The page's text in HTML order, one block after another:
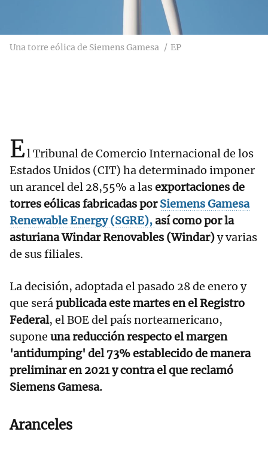
Una torre eólica de Siemens Gamesa EP
El Tribunal de Comercio Internacional de los
Estados Unidos (CIT) ha determinado imponer
un arancel del 28,55% a lasexportaciones de
torres eólicas fabricadas porSiemens Gamesa
Renewable Energy (SGRE),así como por la
asturiana Windar Renovables (Windar)y varias
de sus filiales.
La decisión, adoptada el pasado 28 de enero y
que serápublicada este martes en el Registro
Federal, el BOE del país norteamericano,
supone una reducción respecto el margen
'antidumping' del 73% establecido de manera
preliminar en 2021 y contra el que reclamó
Siemens Gamesa.
Aranceles